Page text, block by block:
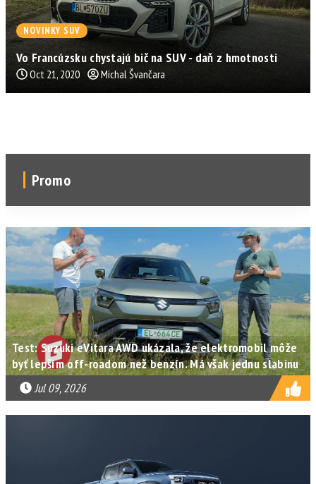
NOVINKY SUV
Vo Francúzsku chystajú bič na SUV - daň z hmotnosti
Oct 21, 2020 Michal Švančara
Promo
Test: Suzuki eVitara AWD ukázala, že elektromobil môže
byť lepším off-roadom než benzín. Má však jednu slabinu
Jul 09, 2026